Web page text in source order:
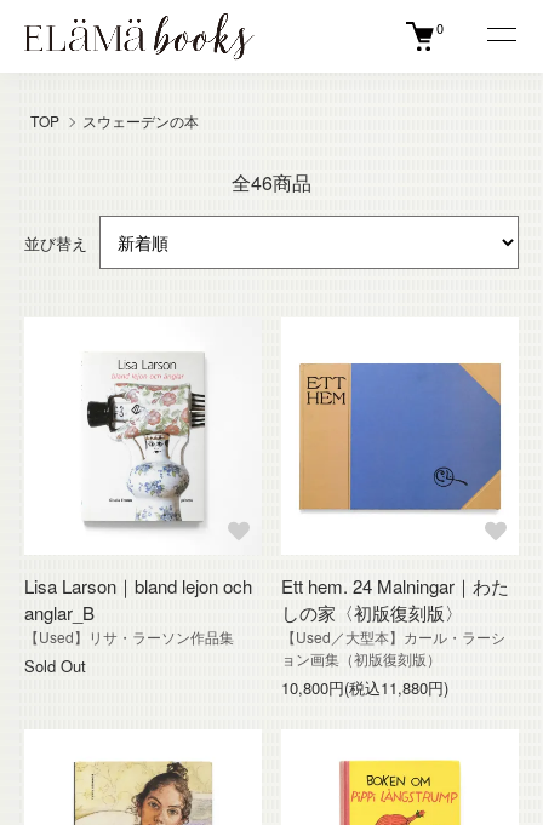
0
TOP スウェーデンの本
全46商品
並び替え
Lisa Larson｜bland lejon och
anglar_B
【Used】リサ・ラーソン作品集
Sold Out
Ett hem. 24 Malningar｜わた
しの家〈初版復刻版〉
【Used／大型本】カール・ラーシ
ョン画集（初版復刻版）
10,800円(税込11,880円)